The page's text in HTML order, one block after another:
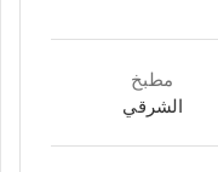
مطبخ
الشرقي